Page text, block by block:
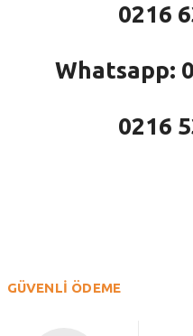
0216
Whatsapp:
0216
GÜVENLİ ÖDEME